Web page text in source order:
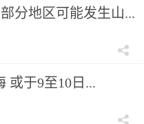
分地区可能发生山...
或于9至10日...